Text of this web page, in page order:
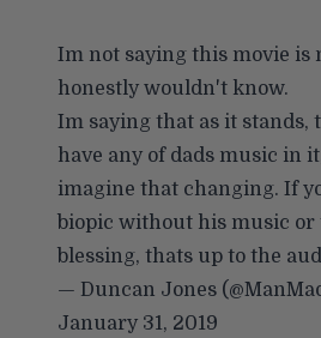
Im not saying this movie is
honestly wouldn't know.
Im saying that as it stands,
have any of dads music in
imagine that changing. If
biopic without his music or
blessing, thats up to the
— Duncan Jones
January 31, 2019